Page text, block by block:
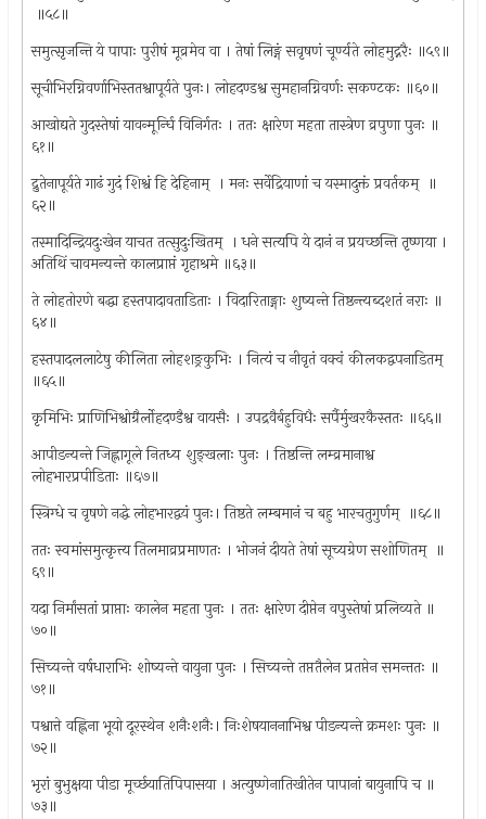
‍ ॥५८॥
समुत्सृजन्ति ये पापाः पुरीषं मूव्रमेव वा । तेषां लिङ्गं सवृषणं चूर्ण्यते लोहमुद्नरैः ॥५९॥
सूचीभिरग्निवर्णाभिस्ततश्वापूर्यते पुनः। लोहदण्डश्व सुमहानग्निवर्णः सकण्टकः ॥६०॥
आखोद्यते गुदस्तेषां यावन्मूर्न्घि विनिर्गतः । ततः क्षारेण महता तास्त्रेण व्रपुणा पुनः ॥
६१॥
द्रुतेनापूर्यते गाढं गुदं शिश्वं हि देहिनाम् ‍ । मनः सर्वेद्रियाणां च यस्मादुक्तं प्रवर्तकम् ‍ ॥
६२॥
तस्मादिन्द्रियदुःखेन याचत तत्सुदुःखितम् ‍ । धने सत्यपि ये दानं न प्रयच्छन्ति तृष्णया ।
अतिथिं चावमन्यन्ते कालप्राप्तं गृहाश्रमे ॥६३॥
ते लोहतोरणे बद्धा हस्तपादावताडिताः । विदारिताङ्गाः शुष्यन्ते तिष्ठन्त्यब्दशतं नराः ॥
६४॥
हस्तपादललाटेषु कीलिता लोहशङ्रकुभिः । नित्यं च नीवृतं वक्वं कीलकद्वपनाडितम् ‍
॥६५॥
कृमिभिः प्राणिभिश्वोग्रैर्लोहदण्डैश्व वायसैः । उपद्रवैर्बहुविधैः सर्पैर्मुखरकैस्ततः ॥६६॥
आपीडन्यन्ते जिह्लागूले नितध्य शुङ्खलाः पुनः । तिष्ठन्ति लम्व्रमानाश्व
लोहभारप्रपीडिताः ॥६७॥
स्त्रिग्धे च वृषणे नद्धे लोहभारद्वयं पुनः। तिष्ठते लम्बमानं च बहु भारचतुगुर्णम् ‍ ॥६८॥
ततः स्वमांसमुत्कृत्त्य तिलमाव्रप्रमाणतः । भोजनं दीयते तेषां सूच्यग्रेण सशोणितम् ‍ ॥
६९॥
यदा निर्मांसतां प्राप्ताः कालेन महता पुनः । ततः क्षारेण दीप्तेन वपुस्तेषां प्रलिव्यते ॥
७०॥
सिच्यन्ते वर्षधाराभिः शोष्यन्ते वायुना पुनः । सिच्यन्ते तप्ततैलेन प्रतप्तेन समन्ततः ॥
७१॥
पश्वात्ते वह्लिना भूयो दूरस्थेन शनैःशनैः। निःशेषयाननाभिश्व पीडन्यन्ते क्रमशः पुनः ॥
७२॥
भृरां बुभुक्षया पीडा मूर्च्छयातिपिपासया । अत्युष्णेनातिखीतेन पापानां बायुनापि च ॥
७३॥